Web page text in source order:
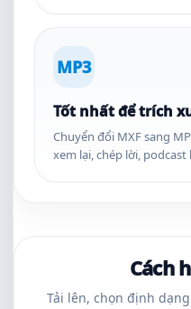
MP3
Tốt nhất để trích
Chuyển đổi MXF sang
xem lại, chép lời,
Cách
Tải lên, chọn định